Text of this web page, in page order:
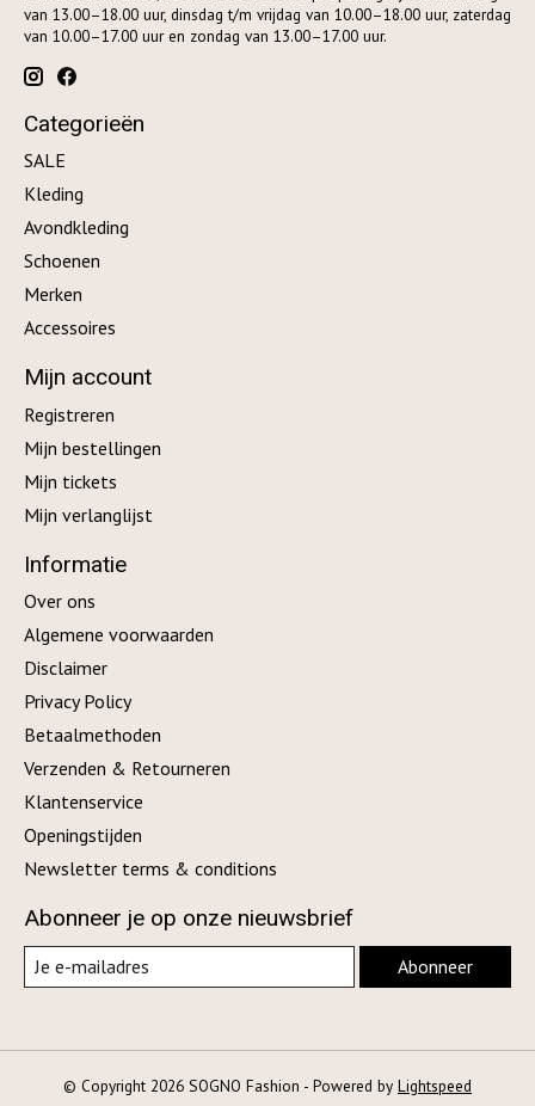
van 13.00–18.00 uur, dinsdag t/m vrijdag van 10.00–18.00 uur, zaterdag
van 10.00–17.00 uur en zondag van 13.00–17.00 uur.
Categorieën
SALE
Kleding
Avondkleding
Schoenen
Merken
Accessoires
Mijn account
Registreren
Mijn bestellingen
Mijn tickets
Mijn verlanglijst
Informatie
Over ons
Algemene voorwaarden
Disclaimer
Privacy Policy
Betaalmethoden
Verzenden & Retourneren
Klantenservice
Openingstijden
Newsletter terms & conditions
Abonneer je op onze nieuwsbrief
Abonneer
© Copyright 2026 SOGNO Fashion - Powered by Lightspeed